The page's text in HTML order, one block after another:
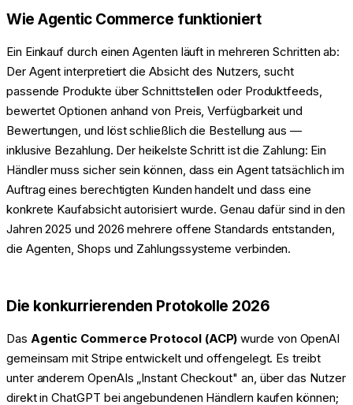
Wie Agentic Commerce funktioniert
Ein Einkauf durch einen Agenten läuft in mehreren Schritten ab:
Der Agent interpretiert die Absicht des Nutzers, sucht
passende Produkte über Schnittstellen oder Produktfeeds,
bewertet Optionen anhand von Preis, Verfügbarkeit und
Bewertungen, und löst schließlich die Bestellung aus —
inklusive Bezahlung. Der heikelste Schritt ist die Zahlung: Ein
Händler muss sicher sein können, dass ein Agent tatsächlich im
Auftrag eines berechtigten Kunden handelt und dass eine
konkrete Kaufabsicht autorisiert wurde. Genau dafür sind in den
Jahren 2025 und 2026 mehrere offene Standards entstanden,
die Agenten, Shops und Zahlungssysteme verbinden.
Die konkurrierenden Protokolle 2026
Das Agentic Commerce Protocol (ACP) wurde von OpenAI
gemeinsam mit Stripe entwickelt und offengelegt. Es treibt
unter anderem OpenAIs „Instant Checkout" an, über das Nutzer
direkt in ChatGPT bei angebundenen Händlern kaufen können;